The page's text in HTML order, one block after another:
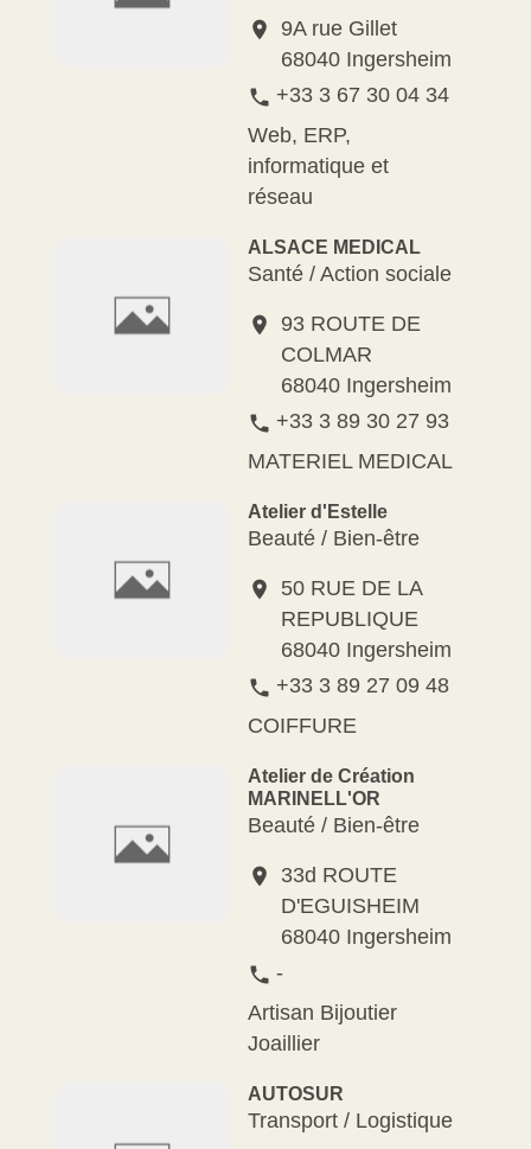
location_on
9A rue Gillet
68040 Ingersheim
phone +33 3 67 30 04 34
Web, ERP,
informatique et
réseau
ALSACE MEDICAL
Santé / Action sociale
location_on
93 ROUTE DE
COLMAR
68040 Ingersheim
phone +33 3 89 30 27 93
MATERIEL MEDICAL
Atelier d'Estelle
Beauté / Bien-être
location_on
50 RUE DE LA
REPUBLIQUE
68040 Ingersheim
phone +33 3 89 27 09 48
COIFFURE
Atelier de Création
MARINELL'OR
Beauté / Bien-être
location_on
33d ROUTE
D'EGUISHEIM
68040 Ingersheim
phone -
Artisan Bijoutier
Joaillier
AUTOSUR
Transport / Logistique